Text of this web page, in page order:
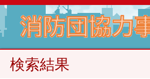
検索結果